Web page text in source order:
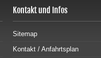
Kontakt und Infos
Sitemap
Kontakt / Anfahrtsplan